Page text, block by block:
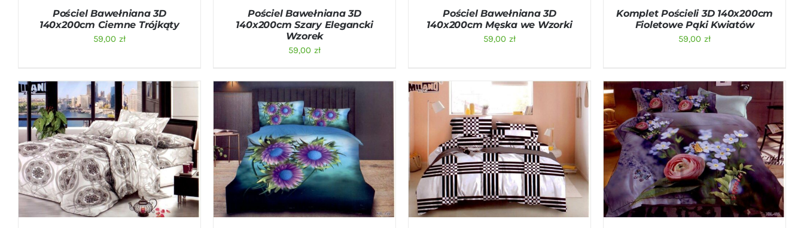
Pościel Bawełniana 3D
140x200cm Ciemne Trójkąty
59,00 zł
Pościel Bawełniana 3D
140x200cm Szary Elegancki
Wzorek
59,00 zł
Pościel Bawełniana 3D
140x200cm Męska we Wzorki
59,00 zł
Komplet Pościeli 3D 140x200cm
Fioletowe Pąki Kwiatów
59,00 zł
DODAJ DO KOSZYKA / QUICK VIEW DODAJ DO KOSZYKA / QUICK VIEW DODAJ DO KOSZYKA / QUICK VIEW DODAJ DO KOSZYKA / QUICK VIEW